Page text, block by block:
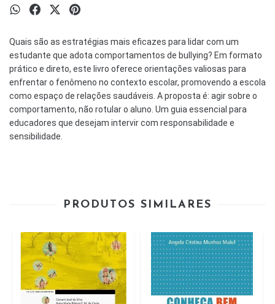
Quais são as estratégias mais eficazes para lidar com um
estudante que adota comportamentos de bullying? Em formato
prático e direto, este livro oferece orientações valiosas para
enfrentar o fenômeno no contexto escolar, promovendo a escola
como espaço de relações saudáveis. A proposta é: agir sobre o
comportamento, não rotular o aluno. Um guia essencial para
educadores que desejam intervir com responsabilidade e
sensibilidade.
PRODUTOS SIMILARES